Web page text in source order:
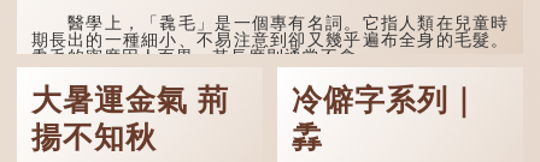
醫學上，「毳毛」是一個專有名詞。它指人類在兒童時
期長出的一種細小、不易注意到卻又幾乎遍布全身的毛髮。
毳毛的密度因人而異，其長度則通常不會...
大暑運金氣 荊
揚不知秋
冷僻字系列｜
掱